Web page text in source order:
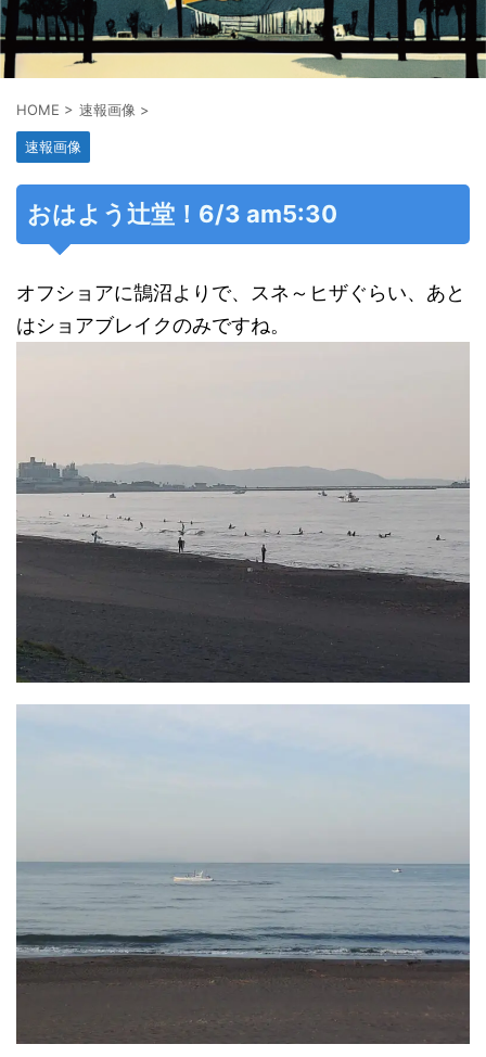
HOME > 速報画像 >
速報画像
おはよう辻堂！6/3 am5:30
オフショアに鵠沼よりで、スネ～ヒザぐらい、あと
はショアブレイクのみですね。